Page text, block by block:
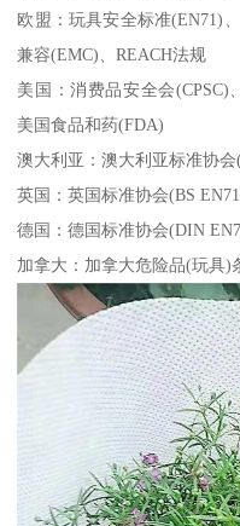
欧盟：玩具安全标准(EN71)
兼容(EMC)、REACH法规
美国：消费品安全会(CPSC)
美国食品和药(FDA)
澳大利亚：澳大利亚标准协
英国：英国标准协会(BS
德国：德国标准协会(DIN
加拿大：加拿大危险品(玩具)